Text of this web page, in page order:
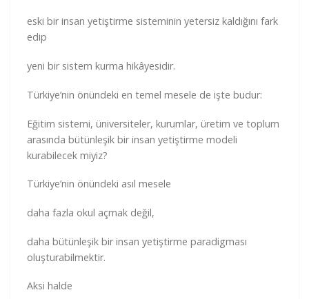
eski bir insan yetiştirme sisteminin yetersiz kaldığını fark
edip
yeni bir sistem kurma hikâyesidir.
Türkiye’nin önündeki en temel mesele de işte budur:
Eğitim sistemi, üniversiteler, kurumlar, üretim ve toplum
arasında bütünleşik bir insan yetiştirme modeli
kurabilecek miyiz?
Türkiye’nin önündeki asıl mesele
daha fazla okul açmak değil,
daha bütünleşik bir insan yetiştirme paradigması
oluşturabilmektir.
Aksi halde